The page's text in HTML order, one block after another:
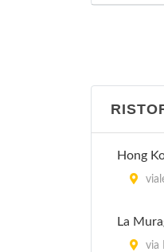
Hong
La
via